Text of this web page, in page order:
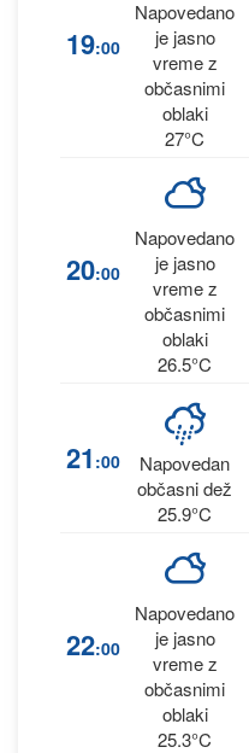
19:00
Napovedano
je jasno
vreme z
občasnimi
oblaki
27°C
20:00
Napovedano
je jasno
vreme z
občasnimi
oblaki
26.5°C
21 :00
Napovedan
občasni dež
25.9°C
22:00
Napovedano
je jasno
vreme z
občasnimi
oblaki
25.3°C